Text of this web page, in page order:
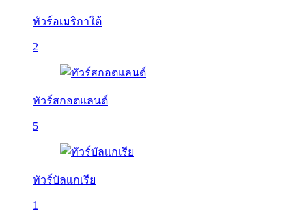
ทัวร์อเมริกาใต้
2
ทัวร์สกอตแลนด์
5
ทัวร์บัลเเกเรีย
1